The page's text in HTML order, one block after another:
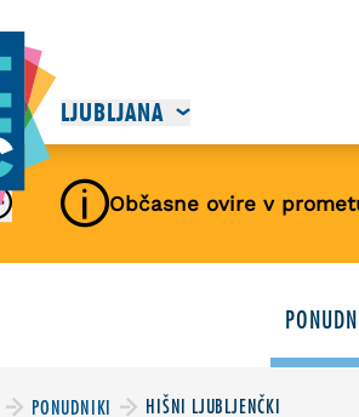
LJUBLJANA
Občasne ovire v
PONUDNIKI HIŠNI LJUBLJENČKI